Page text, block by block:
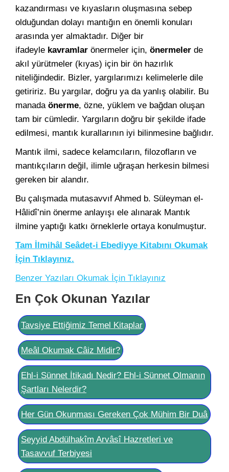
kazandırması ve kıyasların oluşmasına sebep
olduğundan dolayı mantığın en önemli konuları
arasında yer almaktadır. Diğer bir
ifadeyle kavramlar önermeler için, önermeler de
akıl yürütmeler (kıyas) için bir ön hazırlık
niteliğindedir. Bizler, yargılarımızı kelimelerle dile
getiririz. Bu yargılar, doğru ya da yanlış olabilir. Bu
manada önerme, özne, yüklem ve bağdan oluşan
tam bir cümledir. Yargıların doğru bir şekilde ifade
edilmesi, mantık kurallarının iyi bilinmesine bağlıdır.
Mantık ilmi, sadece kelamcıların, filozofların ve
mantıkçıların değil, ilimle uğraşan herkesin bilmesi
gereken bir alandır.
Bu çalışmada mutasavvıf Ahmed b. Süleyman el-
Hâlidî’nin önerme anlayışı ele alınarak Mantık
ilmine yaptığı katkı örneklerle ortaya konulmuştur.
Tam İlmihâl Seâdet-i Ebediyye Kitabını Okumak
İçin Tıklayınız.
Benzer Yazıları Okumak İçin Tıklayınız
En Çok Okunan Yazılar
Tavsiye Ettiğimiz Temel Kitaplar
Meâl Okumak Câiz Midir?
Ehl-i Sünnet İtikadı Nedir? Ehl-i Sünnet Olmanın
Şartları Nelerdir?
Her Gün Okunması Gereken Çok Mühim Bir Duâ
Seyyid Abdülhakîm Arvâsî Hazretleri ve
Tasavvuf Terbiyesi